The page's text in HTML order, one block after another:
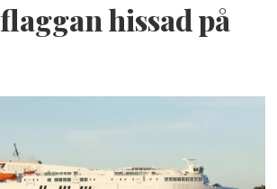
hissad på